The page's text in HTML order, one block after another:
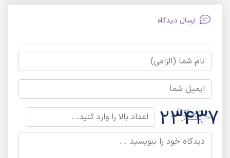
ارسال دیدگاه